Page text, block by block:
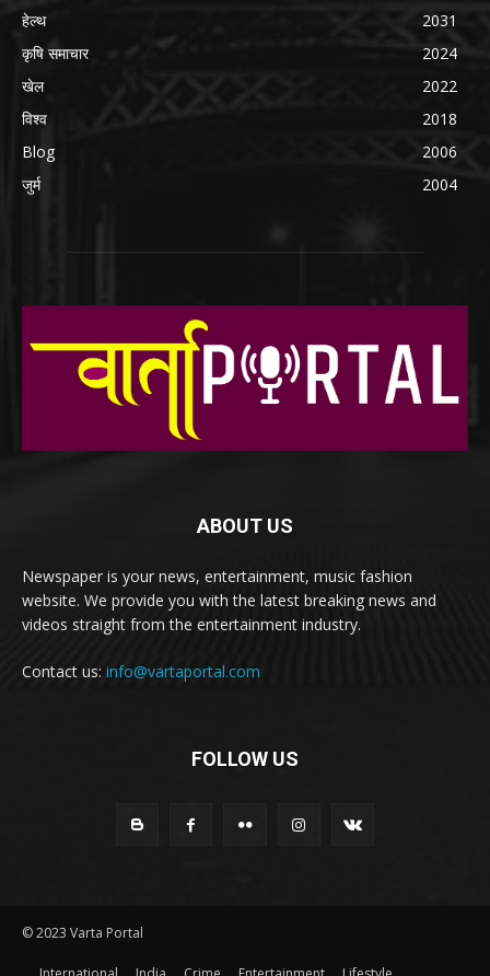
हेल्थ
2031
कृषि समाचार
2024
खेल
2022
विश्व
2018
Blog
2006
जुर्म
2004
ABOUT US
Newspaper is your news, entertainment, music fashion
website. We provide you with the latest breaking news and
videos straight from the entertainment industry.
Contact us: info@vartaportal.com
FOLLOW US
© 2023 Varta Portal